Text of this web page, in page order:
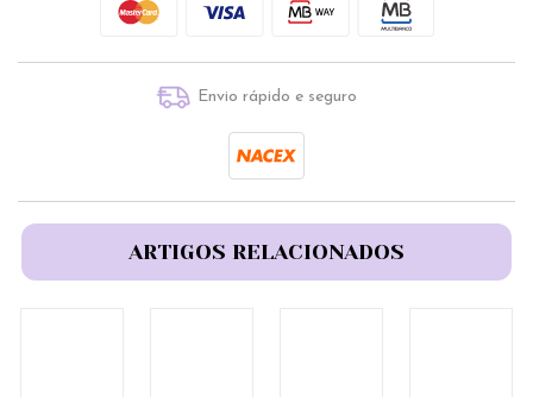
Envio rápido e seguro
ARTIGOS RELACIONADOS